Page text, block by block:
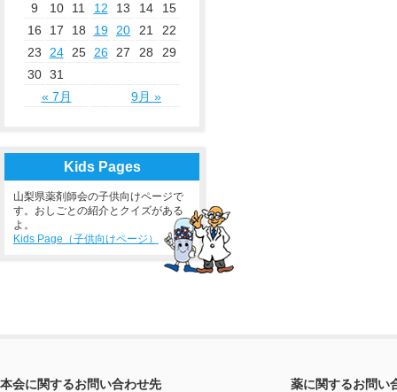
9
10 11 12 13 14
15
16
17 18 19 20 21
22
23
24 25 26 27 28
29
30 31
« 7月
9月 »
Kids Pages
山梨県薬剤師会の子供向けページで
す。おしごとの紹介とクイズがある
よ。
Kids Page（子供向けページ）
本会に関するお問い合わせ先
薬に関するお問い